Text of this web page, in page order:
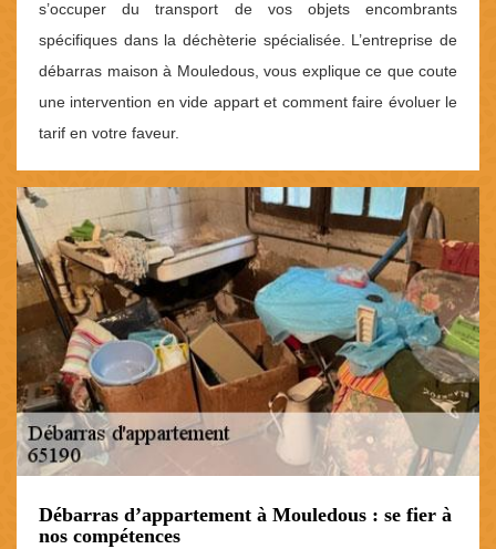
s’occuper du transport de vos objets encombrants
spécifiques dans la déchèterie spécialisée. L’entreprise de
débarras maison à Mouledous, vous explique ce que coute
une intervention en vide appart et comment faire évoluer le
tarif en votre faveur.
Débarras d’appartement à Mouledous : se fier à
nos compétences